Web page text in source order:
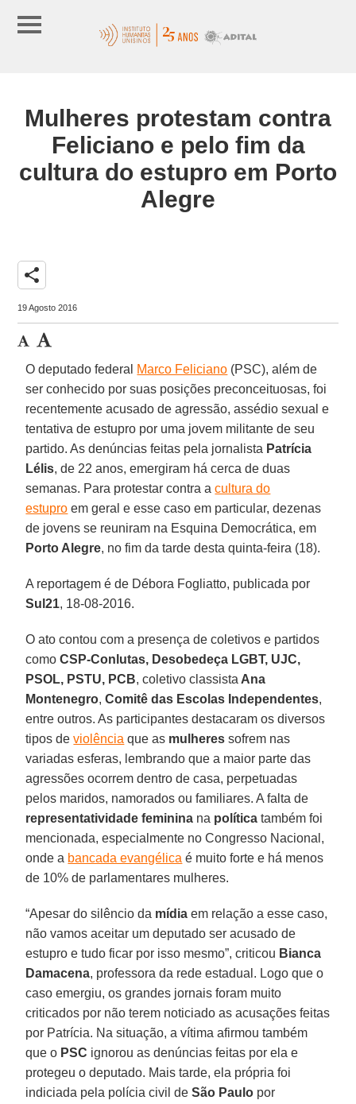
Mulheres protestam contra
Feliciano e pelo fim da
cultura do estupro em Porto
Alegre
share
19 Agosto 2016
O deputado federal Marco Feliciano (PSC), além de
ser conhecido por suas posições preconceituosas, foi
recentemente acusado de agressão, assédio sexual e
tentativa de estupro por uma jovem militante de seu
partido. As denúncias feitas pela jornalista Patrícia
Lélis, de 22 anos, emergiram há cerca de duas
semanas. Para protestar contra acultura do
estupro em geral e esse caso em particular, dezenas
de jovens se reuniram na Esquina Democrática, em
Porto Alegre, no fim da tarde desta quinta-feira (18).
A reportagem é de Débora Fogliatto, publicada por
Sul21, 18-08-2016.
O ato contou com a presença de coletivos e partidos
como CSP-Conlutas, Desobedeça LGBT, UJC,
PSOL, PSTU, PCB, coletivo classista Ana
Montenegro,Comitê das Escolas Independentes,
entre outros. As participantes destacaram os diversos
tipos deviolência que as mulheres sofrem nas
variadas esferas, lembrando que a maior parte das
agressões ocorrem dentro de casa, perpetuadas
pelos maridos, namorados ou familiares. A falta de
representatividade feminina na política também foi
mencionada, especialmente no Congresso Nacional,
onde a bancada evangélica é muito forte e há menos
de 10% de parlamentares mulheres.
“Apesar do silêncio da mídia em relação a esse caso,
não vamos aceitar um deputado ser acusado de
estupro e tudo ficar por isso mesmo”, criticou Bianca
Damacena, professora da rede estadual. Logo que o
caso emergiu, os grandes jornais foram muito
criticados por não terem noticiado as acusações feitas
por Patrícia. Na situação, a vítima afirmou também
que o PSC ignorou as denúncias feitas por ela e
protegeu o deputado. Mais tarde, ela própria foi
indiciada pela polícia civil deSão Paulo por